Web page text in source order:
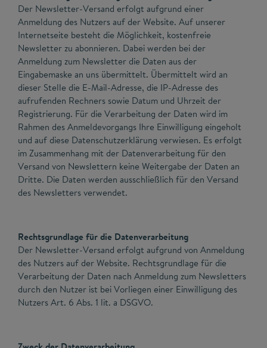
Der Newsletter-Versand erfolgt aufgrund einer
Anmeldung des Nutzers auf der Website. Auf unserer
Internetseite besteht die Möglichkeit, kostenfreie
Newsletter zu abonnieren. Dabei werden bei der
Anmeldung zum Newsletter die Daten aus der
Eingabemaske an uns übermittelt. Übermittelt wird an
dieser Stelle die E-Mail-Adresse, die IP-Adresse des
aufrufenden Rechners sowie Datum und Uhrzeit der
Registrierung. Für die Verarbeitung der Daten wird im
Rahmen des Anmeldevorgangs Ihre Einwilligung eingeholt
und auf diese Datenschutzerklärung verwiesen. Es erfolgt
im Zusammenhang mit der Datenverarbeitung für den
Versand von Newslettern keine Weitergabe der Daten an
Dritte. Die Daten werden ausschließlich für den Versand
des Newsletters verwendet.
Rechtsgrundlage für die Datenverarbeitung
Der Newsletter-Versand erfolgt aufgrund von Anmeldung
des Nutzers auf der Website. Rechtsgrundlage für die
Verarbeitung der Daten nach Anmeldung zum Newsletters
durch den Nutzer ist bei Vorliegen einer Einwilligung des
Nutzers Art. 6 Abs. 1 lit. a DSGVO.